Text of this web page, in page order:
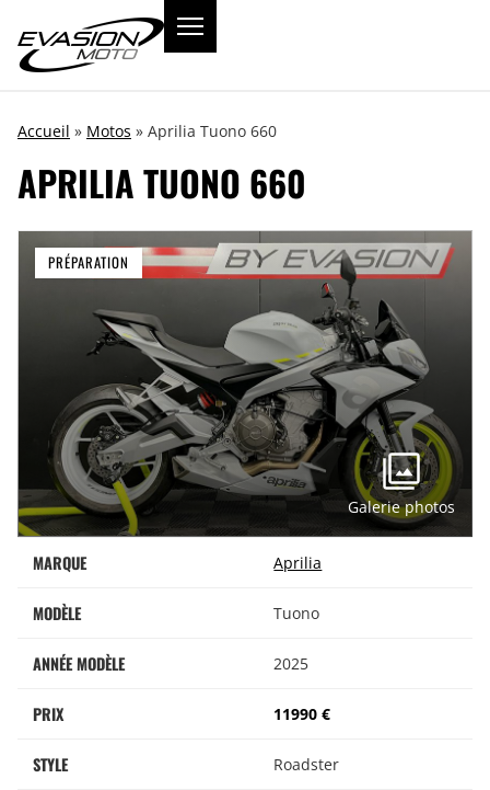
Accueil » Motos » Aprilia Tuono 660
APRILIA TUONO 660
MARQUE Aprilia
MODÈLE Tuono
ANNÉE MODÈLE 2025
PRIX 11990 €
STYLE Roadster
Galerie photos
PRÉPARATION